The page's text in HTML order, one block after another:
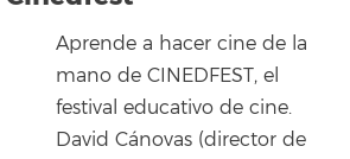
Aprende a hacer cine de la
mano de CINEDFEST, el
festival educativo de cine.
David Cánovas (director de